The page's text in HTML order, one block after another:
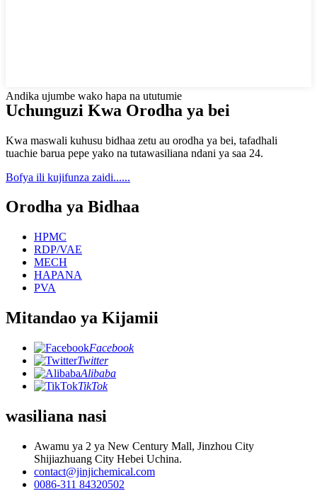
Andika ujumbe wako hapa na ututumie
Uchunguzi Kwa Orodha ya bei
Kwa maswali kuhusu bidhaa zetu au orodha ya bei, tafadhali
tuachie barua pepe yako na tutawasiliana ndani ya saa 24.
Bofya ili kujifunza zaidi......
Orodha ya Bidhaa
HPMC
RDP/VAE
MECH
HAPANA
PVA
Mitandao ya Kijamii
Facebook
Twitter
Alibaba
TikTok
wasiliana nasi
Awamu ya 2 ya New Century Mall, Jinzhou City
Shijiazhuang City Hebei Uchina.
contact@jinjichemical.com
0086-311 84320502